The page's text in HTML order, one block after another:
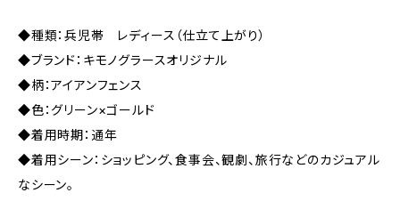
◆種類：兵児帯 レディース（仕立て上がり）
◆ブランド：キモノグラースオリジナル
◆柄：アイアンフェンス
◆色：グリーン×ゴールド
◆着用時期：通年
◆着用シーン：ショッピング、食事会、観劇、旅行などのカジュアル
なシーン。